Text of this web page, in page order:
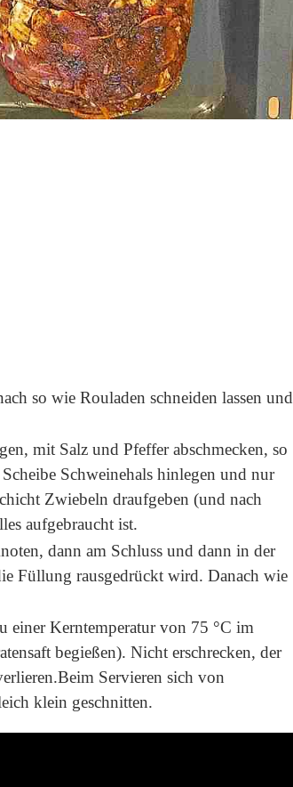
so wie Rouladen schneiden lassen und
mit Salz und Pfeffer abschmecken, so
Schweinehals hinlegen und nur
Zwiebeln draufgeben (und nach
aufgebraucht ist.
dann am Schluss und dann in der
Füllung rausgedrückt wird. Danach wie
einer Kerntemperatur von 75 °C im
begießen). Nicht erschrecken, der
Servieren sich von
klein geschnitten.